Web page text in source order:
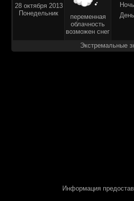
28 октября 2013
Понедельник
переменная
облачность
возможен снег
Экстремальные
Информация